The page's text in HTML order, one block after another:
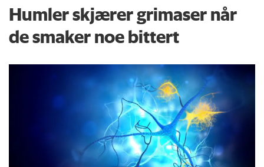
Humler skjærer grimaser når
de smaker noe bittert